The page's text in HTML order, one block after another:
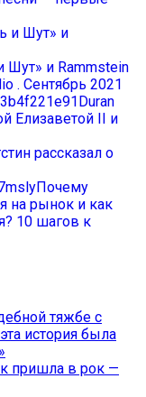
Шут» и Rammstein
. Сентябрь 2021
Duran
Елизаветой II и
рассказал о
Почему
на рынок и как
10 шагов к
тяжбе с
история была
пришла в рок —